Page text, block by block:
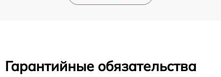
Гарантийные обязательства